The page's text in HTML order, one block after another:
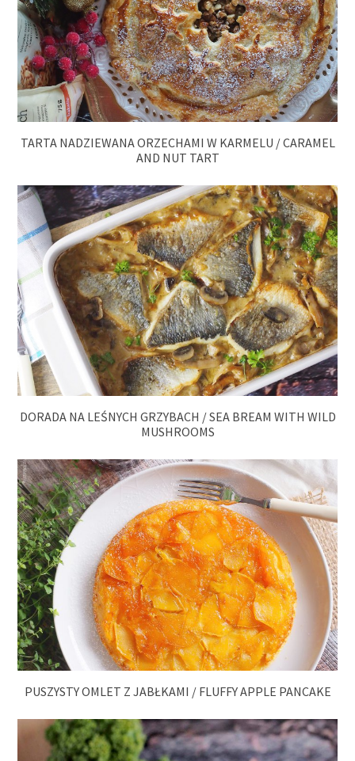
TARTA NADZIEWANA ORZECHAMI W KARMELU / CARAMEL
AND NUT TART
DORADA NA LEŚNYCH GRZYBACH / SEA BREAM WITH WILD
MUSHROOMS
PUSZYSTY OMLET Z JABŁKAMI / FLUFFY APPLE PANCAKE